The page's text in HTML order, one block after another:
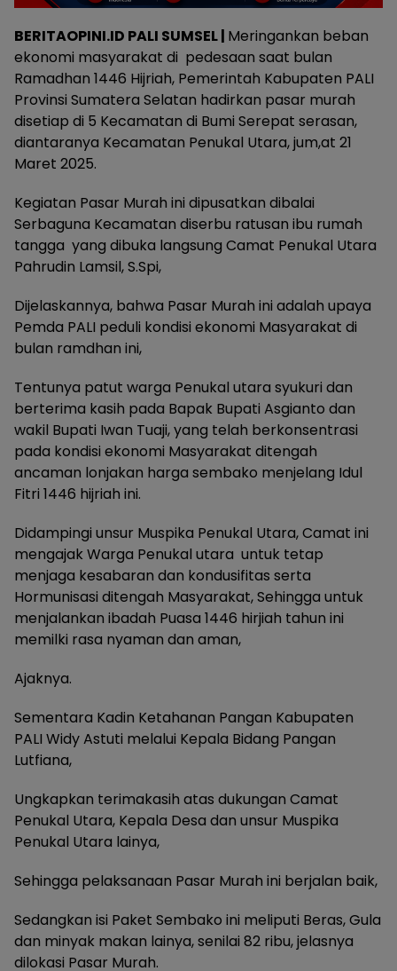
BERITAOPINI.ID PALI SUMSEL | Meringankan beban
ekonomi masyarakat di pedesaan saat bulan
Ramadhan 1446 Hijriah, Pemerintah Kabupaten PALI
Provinsi Sumatera Selatan hadirkan pasar murah
disetiap di 5 Kecamatan di Bumi Serepat serasan,
diantaranya Kecamatan Penukal Utara, jum,at 21
Maret 2025.
Kegiatan Pasar Murah ini dipusatkan dibalai
Serbaguna Kecamatan diserbu ratusan ibu rumah
tangga yang dibuka langsung Camat Penukal Utara
Pahrudin Lamsil, S.Spi,
Dijelaskannya, bahwa Pasar Murah ini adalah upaya
Pemda PALI peduli kondisi ekonomi Masyarakat di
bulan ramdhan ini,
Tentunya patut warga Penukal utara syukuri dan
berterima kasih pada Bapak Bupati Asgianto dan
wakil Bupati Iwan Tuaji, yang telah berkonsentrasi
pada kondisi ekonomi Masyarakat ditengah
ancaman lonjakan harga sembako menjelang Idul
Fitri 1446 hijriah ini.
Didampingi unsur Muspika Penukal Utara, Camat ini
mengajak Warga Penukal utara untuk tetap
menjaga kesabaran dan kondusifitas serta
Hormunisasi ditengah Masyarakat, Sehingga untuk
menjalankan ibadah Puasa 1446 hirjiah tahun ini
memilki rasa nyaman dan aman,
Ajaknya.
Sementara Kadin Ketahanan Pangan Kabupaten
PALI Widy Astuti melalui Kepala Bidang Pangan
Lutfiana,
Ungkapkan terimakasih atas dukungan Camat
Penukal Utara, Kepala Desa dan unsur Muspika
Penukal Utara lainya,
Sehingga pelaksanaan Pasar Murah ini berjalan baik,
Sedangkan isi Paket Sembako ini meliputi Beras, Gula
dan minyak makan lainya, senilai 82 ribu, jelasnya
dilokasi Pasar Murah.